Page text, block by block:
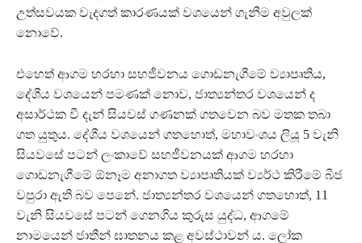
උත්සවයක වැදගත් කාරණයක් වශයෙන් ගැනීම අවුලක්
නොවේ.
එහෙත් ආගම හරහා සහජීවනය ගොඩනැගීමේ ව්‍යාපෘතිය,
දේශීය වශයෙන් පමණක් නොව, ජාත්‍යන්තර වශයෙන් ද
අසාර්ථක වී දැන් සියවස් ගණනක් ගතවෙන බව මතක තබා
ගත යුතුය. දේශීය වශයෙන් ගතහොත්, මහාවංශය ලියූ 5 වැනි
සියවසේ පටන් ලංකාවේ සහජීවනයක් ආගම හරහා
ගොඩනැගී මේ ඕනෑම අනාගත ව්‍යාපෘතියක් ව්‍යර්ථ කිරීමේ බීජ
වපුරා ඇති බව පෙනේ. ජාත්‍යන්තර වශයෙන් ගතහොත්, 11
වැනි සියවසේ පටන් ගෙනගිය කුරුස යුද්ධ, ආගමේ
නාමයෙන් ජාතීන් ඝාතනය කළ අවස්ථාවන් ය. ලෝක